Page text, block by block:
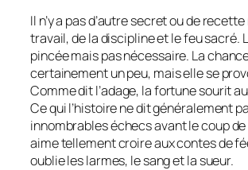
Il n’y a pas d’autre secret ou de
travail, de la discipline et le feu sacré.
pincée mais pas nécessaire. La
certainement un peu, mais elle se
Comme dit l’adage, la fortune sourit
Ce qui l’histoire ne dit généralement
innombrables échecs avant le coup
aime tellement croire aux contes de
oublie les larmes, le sang et la sueur.